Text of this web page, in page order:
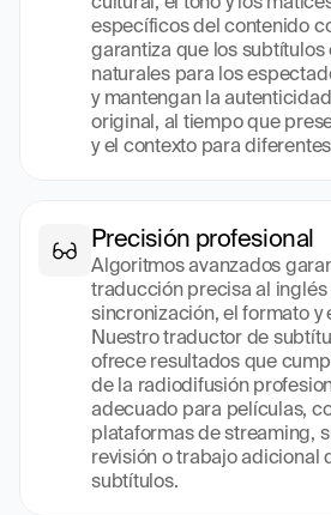
específicos del contenido
garantiza que los subtítulos
naturales para los
y mantengan la
original, al tiempo que
y el contexto para
Precisión profesional
Algoritmos avanzados
traducción precisa al inglés
sincronización, el formato y
Nuestro traductor de
ofrece resultados que
de la radiodifusión
adecuado para películas,
plataformas de streaming,
revisión o trabajo adicional
subtítulos.